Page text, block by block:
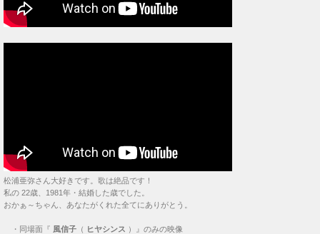
松浦亜弥さん大好きです。歌は絶品です！
私の 22歳、1981年・結婚した歳でした。
おかぁ～ちゃん、あなたがくれた全てにありがとう。
・ 同場面『 風信子 （ ヒヤシンス ）』のみの映像